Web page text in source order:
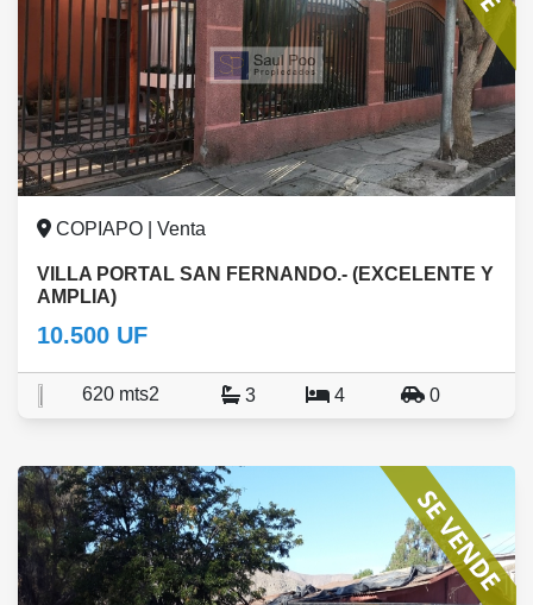
COPIAPO | Venta
VILLA PORTAL SAN FERNANDO.- (EXCELENTE Y
AMPLIA)
10.500 UF
620 mts2 3 4 0